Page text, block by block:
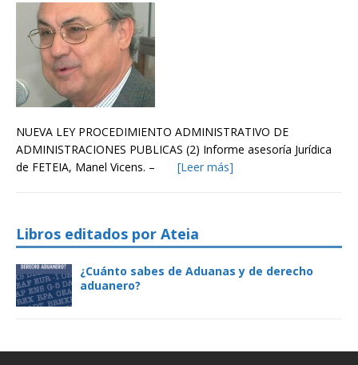
NUEVA LEY PROCEDIMIENTO ADMINISTRATIVO DE
ADMINISTRACIONES PUBLICAS (2) Informe asesoría Jurídica
de FETEIA, Manel Vicens. – [Leer más]
Libros editados por Ateia
¿Cuánto sabes de Aduanas y de derecho
aduanero?